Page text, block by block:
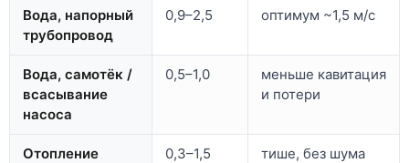
Вода, напорный
трубопровод
0,9–2,5 оптимум ~1,5 м/с
Вода, самотёк /
всасывание
насоса
0,5–1,0
меньше кавитация
и потери
Отопление
0,3–1,5 тише, без шума